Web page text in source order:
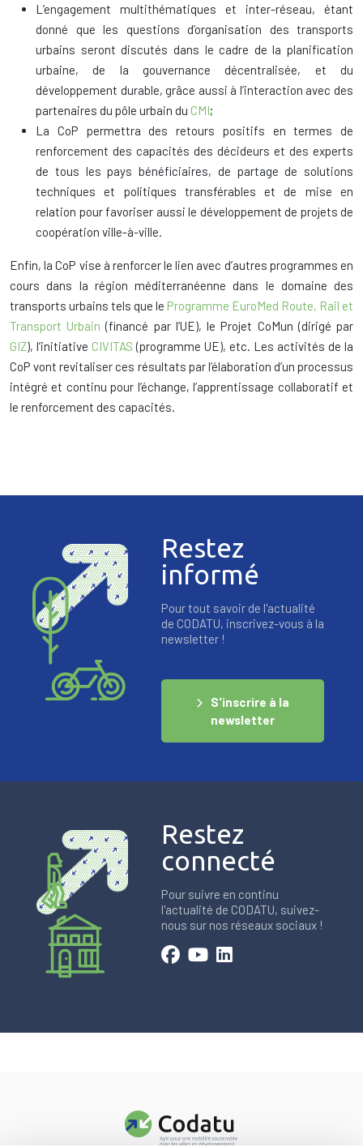
L’engagement multithématiques et inter-réseau, étant
donné que les questions d’organisation des transports
urbains seront discutés dans le cadre de la planification
urbaine, de la gouvernance décentralisée, et du
développement durable, grâce aussi à l’interaction avec des
partenaires du pôle urbain du CMI;
La CoP permettra des retours positifs en termes de
renforcement des capacités des décideurs et des experts
de tous les pays bénéficiaires, de partage de solutions
techniques et politiques transférables et de mise en
relation pour favoriser aussi le développement de projets de
coopération ville-à-ville.
Enfin, la CoP vise à renforcer le lien avec d’autres programmes en
cours dans la région méditerranéenne dans le domaine des
transports urbains tels que le Programme EuroMed Route, Rail et
Transport Urbain (financé par l’UE), le Projet CoMun (dirigé par
GIZ), l’initiative CIVITAS (programme UE), etc. Les activités de la
CoP vont revitaliser ces résultats par l’élaboration d’un processus
intégré et continu pour l’échange, l’apprentissage collaboratif et
le renforcement des capacités.
Restez
informé
Pour tout savoir de l'actualité
de CODATU, inscrivez-vous à la
newsletter !
S'inscrire à la
newsletter
Restez
connecté
Pour suivre en continu
l'actualité de CODATU, suivez-
nous sur nos réseaux sociaux !